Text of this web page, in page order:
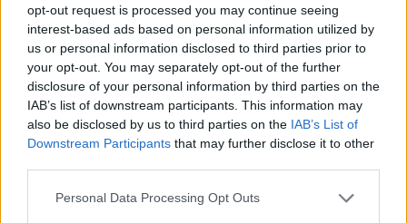
opt-out request is processed you may continue seeing
interest-based ads based on personal information utilized by
us or personal information disclosed to third parties prior to
your opt-out. You may separately opt-out of the further
disclosure of your personal information by third parties on the
IAB’s list of downstream participants. This information may
also be disclosed by us to third parties on the IAB’s List of
Downstream Participants that may further disclose it to other
Personal Data Processing Opt Outs
Business- und Franchise Kunden aufgepasst!
Den B2B und B2F Shop findest Du
hier
Hop on board!
Newsletter abonnieren